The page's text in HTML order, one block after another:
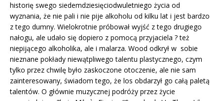
historię swego siedemdziesięciodwuletniego życia od
wyznania, że nie pali i nie pije alkoholu od kilku lat i jest bardzo
z tego dumny. Wielokrotnie próbował wyjść z tego drugiego
nałogu, ale udało się dopiero z pomocą przyjaciela ? też
niepijącego alkoholika, ale i malarza. Wood odkrył w sobie
nieznane pokłady niewątpliwego talentu plastycznego, czym
tylko przez chwilę było zaskoczone otoczenie, ale nie sam
zainteresowany, świadom tego, że los obdarzył go całą paletą
talentów. O głównie muzycznej podróży przez życie